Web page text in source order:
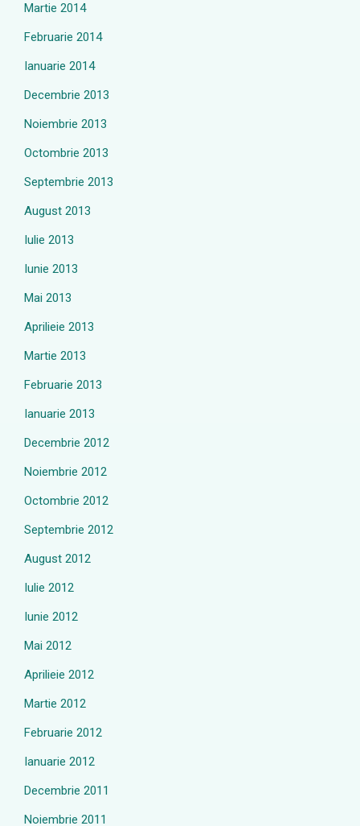
Martie 2014
Februarie 2014
Ianuarie 2014
Decembrie 2013
Noiembrie 2013
Octombrie 2013
Septembrie 2013
August 2013
Iulie 2013
Iunie 2013
Mai 2013
Aprilieie 2013
Martie 2013
Februarie 2013
Ianuarie 2013
Decembrie 2012
Noiembrie 2012
Octombrie 2012
Septembrie 2012
August 2012
Iulie 2012
Iunie 2012
Mai 2012
Aprilieie 2012
Martie 2012
Februarie 2012
Ianuarie 2012
Decembrie 2011
Noiembrie 2011